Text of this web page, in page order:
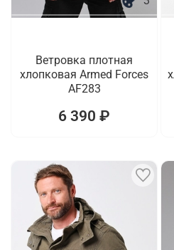
Ветровка плотная
хлопковая Armed Forces
AF283
6 390 ₽